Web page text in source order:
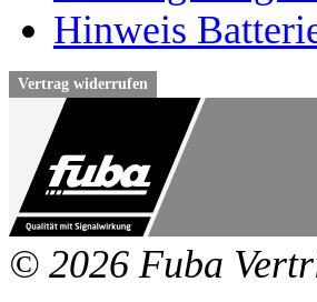
Hinweis
Vertrag widerrufen
© 2026 Fuba